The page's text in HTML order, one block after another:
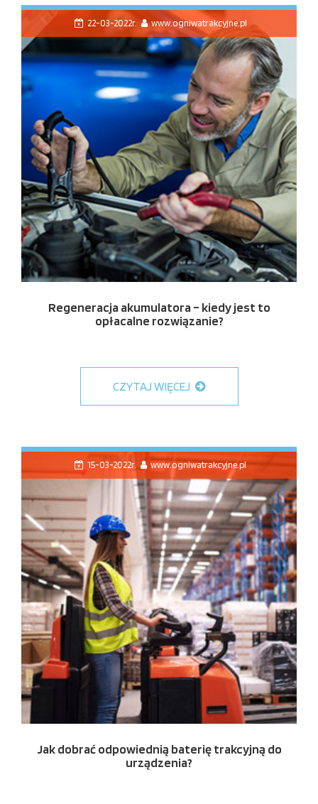
22-03-2022r. www.ogniwatrakcyjne.pl
Regeneracja akumulatora – kiedy jest to
opłacalne rozwiązanie?
CZYTAJ WIĘCEJ
15-03-2022r. www.ogniwatrakcyjne.pl
Jak dobrać odpowiednią baterię trakcyjną do
urządzenia?